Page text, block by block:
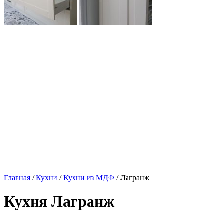
Главная /Кухни /Кухни из МДФ / Лагранж
Кухня Лагранж